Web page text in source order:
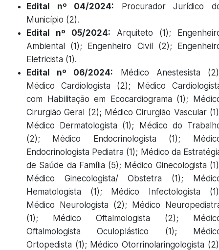
Edital nº 04/2024: Procurador Jurídico
Município (2).
Edital nº 05/2024: Arquiteto (1);
Ambiental (1); Engenheiro Civil (2);
Eletricista (1).
Edital nº 06/2024: Médico Anestesista
Médico Cardiologista (2); Médico
com Habilitação em Ecocardiograma (1);
Cirurgião Geral (2); Médico Cirurgião Vascular
Médico Dermatologista (1); Médico do
(2); Médico Endocrinologista (1);
Endocrinologista Pediatra (1); Médico da
de Saúde da Família (5); Médico Ginecologista
Médico Ginecologista/ Obstetra (1);
Hematologista (1); Médico Infectologista
Médico Neurologista (2); Médico
(1); Médico Oftalmologista (2);
Oftalmologista Oculoplástico (1);
Ortopedista (1); Médico Otorrinolaringologista